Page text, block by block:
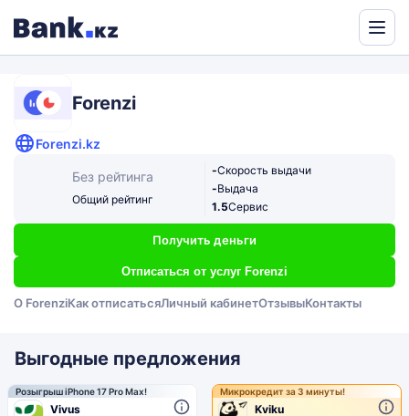
Forenzi
Forenzi.kz
Без рейтинга
Общий рейтинг
-Скорость выдачи
-Выдача
1.5Сервис
Получить деньги
Отписаться от услуг Forenzi
О ForenziКак отписатьсяЛичный кабинетОтзывыКонтакты
Выгодные предложения
Розыгрыш iPhone 17 Pro Max!
Vivus
Микрокредит за 3 минуты!
Kviku